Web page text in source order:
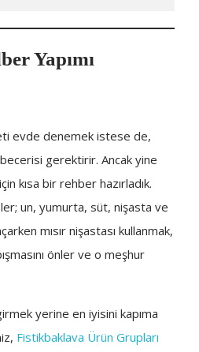
Yapımı
evde denemek istese de,
gerektirir. Ancak yine
kısa bir rehber hazırladık.
un, yumurta, süt, nişasta ve
mısır nişastası kullanmak,
önler ve o meşhur
yerine en iyisini kapıma
Fistikbaklava Ürün Grupları